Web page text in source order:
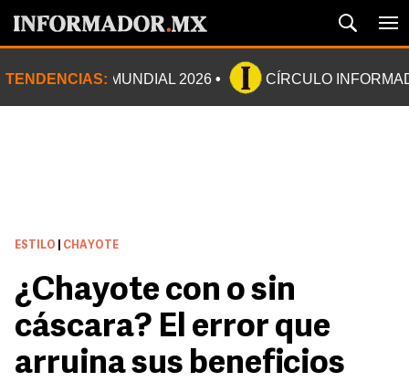
TENDENCIAS: MUNDIAL 2026 CÍRCULO
ESTILO CHAYOTE
¿Chayote con o sin
cáscara? El error que
arruina sus beneficios